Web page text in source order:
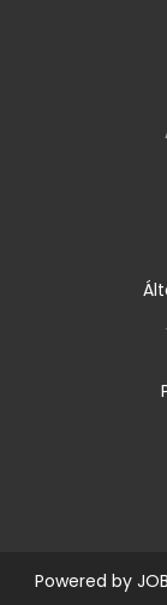
Powered by